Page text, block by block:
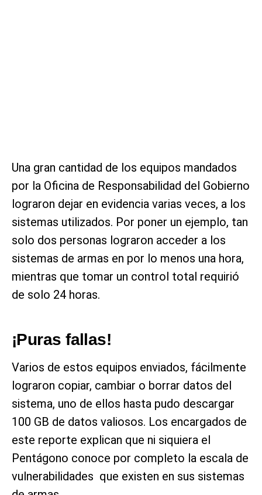
Una gran cantidad de los equipos mandados
por la Oficina de Responsabilidad del Gobierno
lograron dejar en evidencia varias veces, a los
sistemas utilizados. Por poner un ejemplo, tan
solo dos personas lograron acceder a los
sistemas de armas en por lo menos una hora,
mientras que tomar un control total requirió
de solo 24 horas.
¡Puras fallas!
Varios de estos equipos enviados, fácilmente
lograron copiar, cambiar o borrar datos del
sistema, uno de ellos hasta pudo descargar
100 GB de datos valiosos. Los encargados de
este reporte explican que ni siquiera el
Pentágono conoce por completo la escala de
vulnerabilidades que existen en sus sistemas